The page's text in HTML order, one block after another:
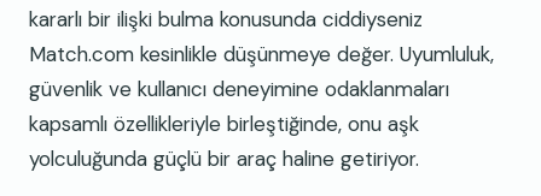
kararlı bir ilişki bulma konusunda ciddiyseniz
Match.com kesinlikle düşünmeye değer. Uyumluluk,
güvenlik ve kullanıcı deneyimine odaklanmaları
kapsamlı özellikleriyle birleştiğinde, onu aşk
yolculuğunda güçlü bir araç haline getiriyor.